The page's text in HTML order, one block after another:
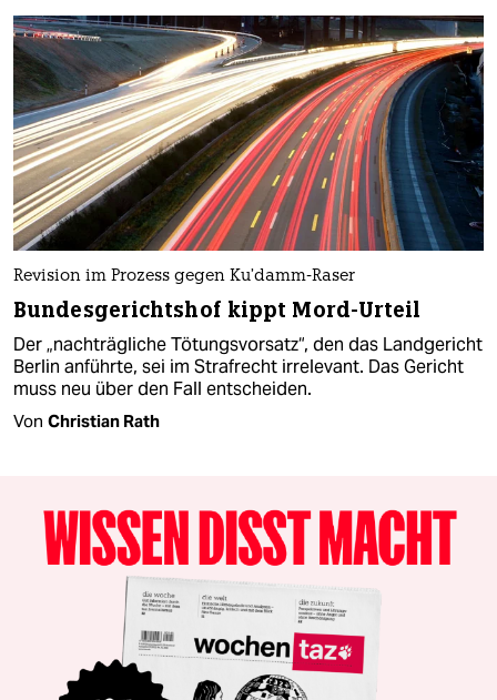
Revision im Prozess gegen Ku’damm-Raser
Bundesgerichtshof kippt Mord-Urteil
Der „nachträgliche Tötungsvorsatz“, den das Landgericht
Berlin anführte, sei im Strafrecht irrelevant. Das Gericht
muss neu über den Fall entscheiden.
Von Christian Rath